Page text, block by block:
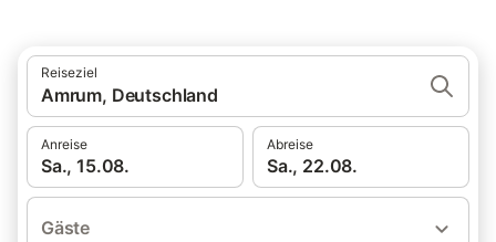
Reiseziel
Amrum, Deutschland
Anreise
Sa., 15.08.
Abreise
Sa., 22.08.
Gäste